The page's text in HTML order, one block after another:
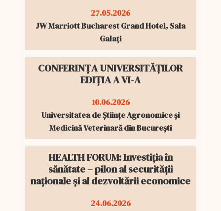
27.05.2026
JW Marriott Bucharest Grand Hotel, Sala
Galați
CONFERINȚA UNIVERSITĂȚILOR
EDIȚIA A VI-A
10.06.2026
Universitatea de Științe Agronomice și
Medicină Veterinară din București
HEALTH FORUM: Investiția în
sănătate – pilon al securității
naționale și al dezvoltării economice
24.06.2026